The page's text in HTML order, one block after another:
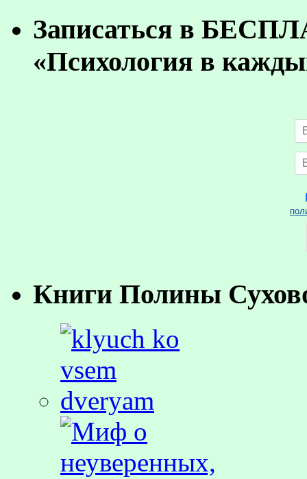
Записаться в
«Психология в
Книги Полины